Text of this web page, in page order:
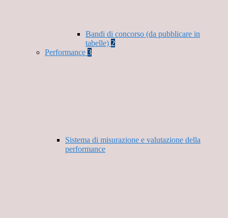
Bandi di concorso (da pubblicare in
tabelle) 2
Performance 3
Sistema di misurazione e valutazione della
performance